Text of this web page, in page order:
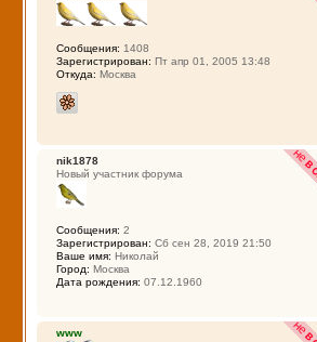
Сообщения: 1408
Зарегистрирован: Пт апр 01, 2005 13:48
Откуда: Москва
nik1878
Новый участник форума
Сообщения: 2
Зарегистрирован: Сб сен 28, 2019 21:50
Ваше имя: Николай
Город: Москва
Дата рождения: 07.12.1960
www